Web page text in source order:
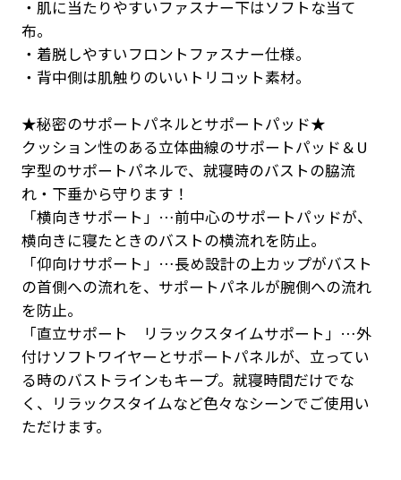
・肌に当たりやすいファスナー下はソフトな当て
布。
・着脱しやすいフロントファスナー仕様。
・背中側は肌触りのいいトリコット素材。
★秘密のサポートパネルとサポートパッド★
クッション性のある立体曲線のサポートパッド＆U
字型のサポートパネルで、就寝時のバストの脇流
れ・下垂から守ります！
「横向きサポート」…前中心のサポートパッドが、
横向きに寝たときのバストの横流れを防止。
「仰向けサポート」…長め設計の上カップがバスト
の首側への流れを、サポートパネルが腕側への流れ
を防止。
「直立サポート リラックスタイムサポート」…外
付けソフトワイヤーとサポートパネルが、立ってい
る時のバストラインもキープ。就寝時間だけでな
く、リラックスタイムなど色々なシーンでご使用い
ただけます。